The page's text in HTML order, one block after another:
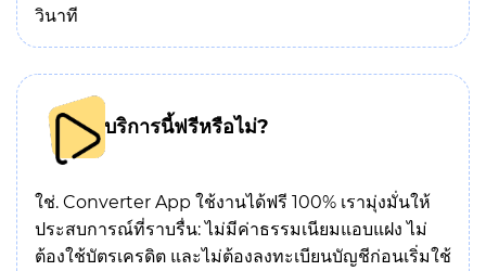
วินาที
บริการนี้ฟรีหรือไม่?
ใช่. Converter App ใช้งานได้ฟรี 100% เรามุ่งมั่นให้
ประสบการณ์ที่ราบรื่น: ไม่มีค่าธรรมเนียมแอบแฝง ไม่
ต้องใช้บัตรเครดิต และไม่ต้องลงทะเบียนบัญชีก่อนเริ่มใช้